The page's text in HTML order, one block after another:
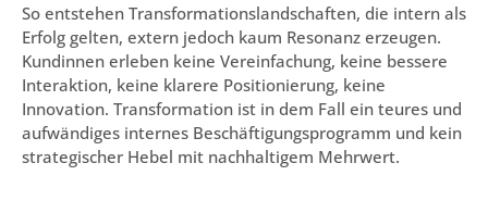
So entstehen Transformationslandschaften, die intern als
Erfolg gelten, extern jedoch kaum Resonanz erzeugen.
Kundinnen erleben keine Vereinfachung, keine bessere
Interaktion, keine klarere Positionierung, keine
Innovation. Transformation ist in dem Fall ein teures und
aufwändiges internes Beschäftigungsprogramm und kein
strategischer Hebel mit nachhaltigem Mehrwert.